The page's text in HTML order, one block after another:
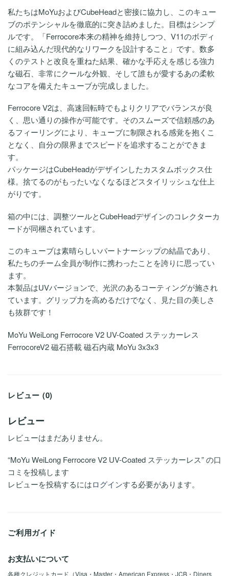
私たちはMoYuおよびCubeHeadと密接に協力し、このキュー
ブのポテンシャルを徹底的に突き詰めました。目標はシンプ
ルです。「Ferrocore本来の精神を維持しつつ、V11のボディ
に組み込んだ現代的なリワークを設計すること」です。数多
くのテストと改良を重ねた結果、確かな手応えを感じる強力
な磁石、非常にクールな外観、そして誰もが愛するあの柔軟
なコアを備えたキューブが完成しました。
Ferrocore V2は、高速回転時でもよりクリアでバランスが良
く、思い通りの操作が可能です。そのスムーズで信頼感のあ
るフィーリングにより、キューブに制限される感覚を抱くこ
となく、自分の限界までスピードを追求することができま
す。
パッケージはCubeHeadがデザインしたカスタムボックス仕
様。捨てるのがもったいなくなるほどスタイリッシュな仕上
がりです。
箱の中には、調整ツールとCubeHeadデザインのコレクターカ
ードが同梱されています。
このキューブは素晴らしいパートナーシップの結晶であり、
私たちのチーム全員が制作に携わったことを誇りに思ってい
ます。
本製品はUVバージョンで、光沢のあるコーティングが施され
ています。グリップ力を高めるだけでなく、見た目の美しさ
も抜群です！
MoYu WeiLong Ferrocore V2 UV-Coated ステッカーレス
FerrocoreV2 磁石搭載 磁石内蔵 MoYu 3x3x3
レビュー (0)
レビュー
レビューはまだありません。
“MoYu WeiLong Ferrocore V2 UV-Coated ステッカーレス” の口
コミを投稿します
レビューを投稿するにはログインする必要があります。
ご利用ガイド
お支払いについて
各種クレジットカード（Visa・Master・American Express・JCB・Diners